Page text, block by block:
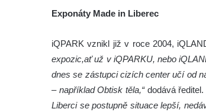
Exponáty Made in Liberec
iQPARK vznikl již v roce 2004,
expozic,ať už v iQPARKU, nebo
dnes se zástupci cizích center učí od
– například Obtisk těla,“dodává ředitel.
Liberci se postupně situace lepší,